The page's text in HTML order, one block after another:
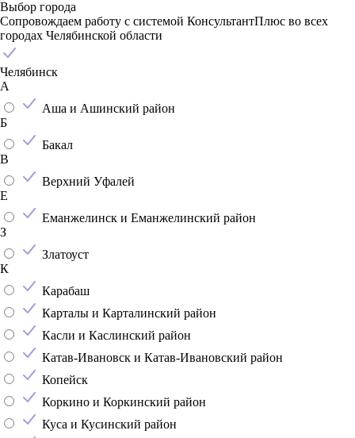
Выбор города
Сопровождаем работу с системой КонсультантПлюс во всех
городах Челябинской области
Челябинск
А
Аша и Ашинский район
Б
Бакал
В
Верхний Уфалей
Е
Еманжелинск и Еманжелинский район
З
Златоуст
К
Карабаш
Карталы и Карталинский район
Касли и Каслинский район
Катав-Ивановск и Катав-Ивановский район
Копейск
Коркино и Коркинский район
Куса и Кусинский район